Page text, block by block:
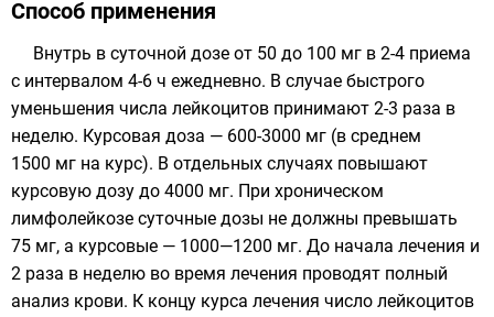
Способ применения
Внутрь в суточной дозе от 50 до 100 мг в 2-4 приема
с интервалом 4-6 ч ежедневно. В случае быстрого
уменьшения числа лейкоцитов принимают 2-3 раза в
неделю. Курсовая доза — 600-3000 мг (в среднем
1500 мг на курс). В отдельных случаях повышают
курсовую дозу до 4000 мг. При хроническом
лимфолейкозе суточные дозы не должны превышать
75 мг, а курсовые — 1000—1200 мг. До начала лечения и
2 раза в неделю во время лечения проводят полный
анализ крови. К концу курса лечения число лейкоцитов